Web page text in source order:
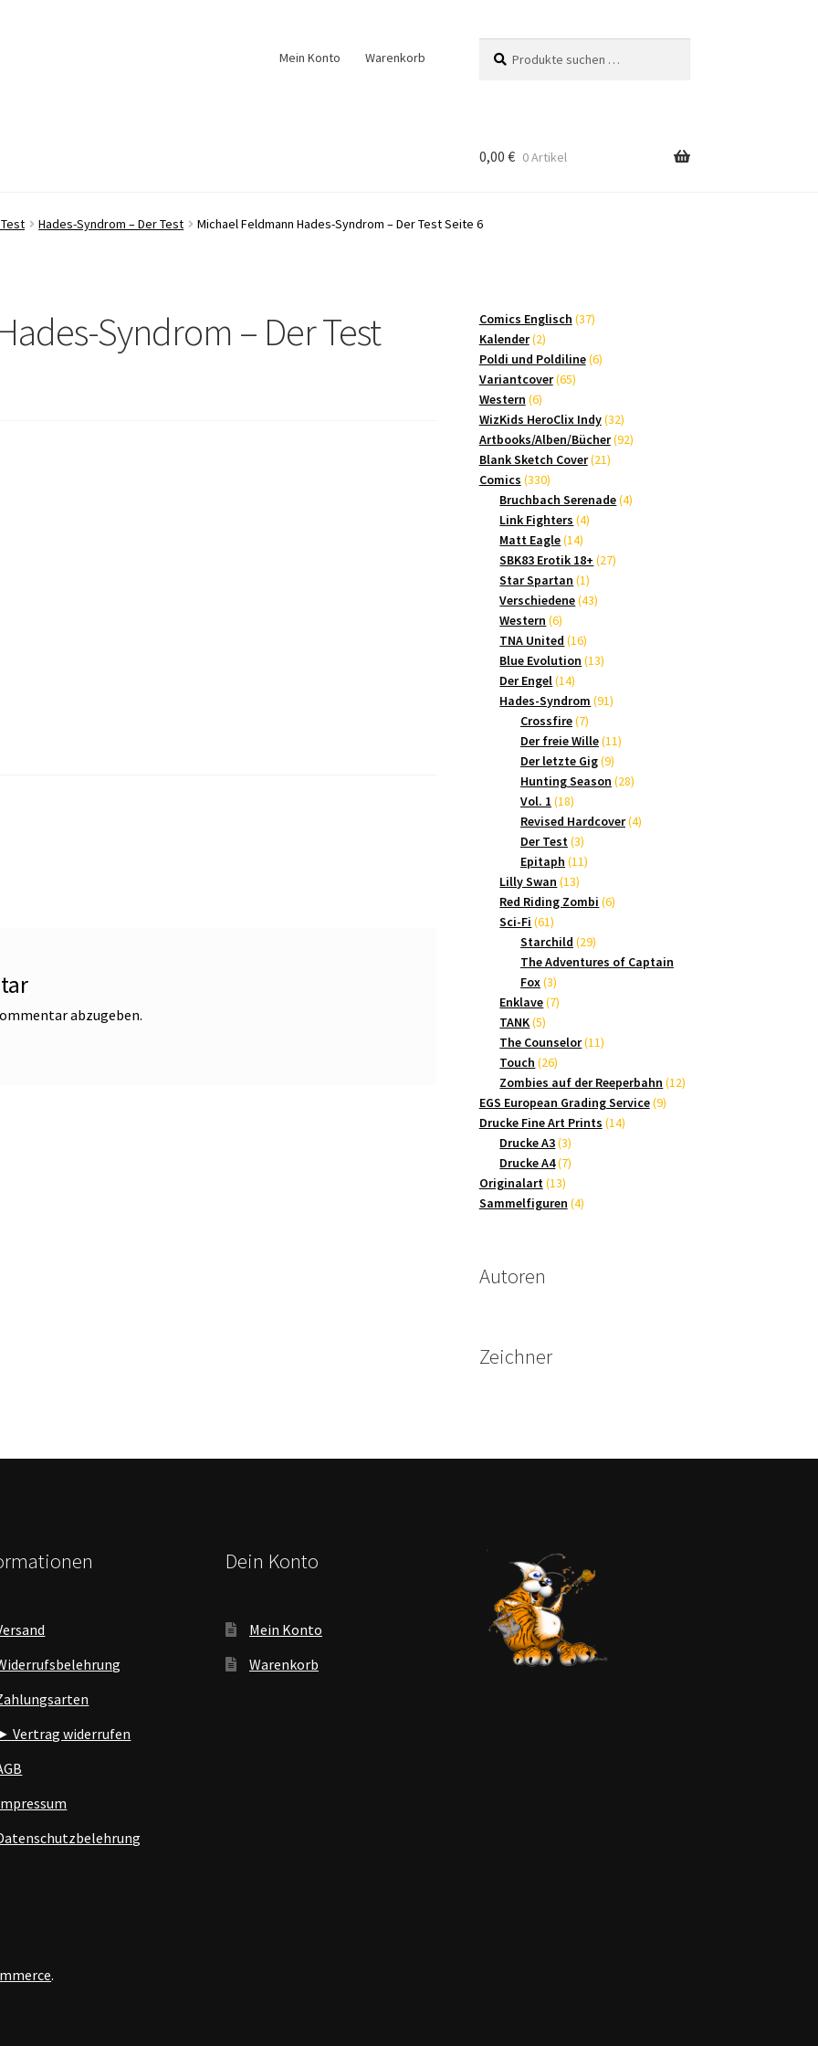
Mein Konto Warenkorb
nach:
0,00 € 0 Artikel
Hades-Syndrom – Der Test Michael Feldmann Hades-Syndrom – Der Test Seite 6
Syndrom – Der Test
abzugeben.
Comics Englisch 3737
Kalender 22
Produkte
Poldi und Poldiline 66
Variantcover 6565
Western 66
Produkte
WizKids HeroClix Indy 3232
Produkte
Artbooks/Alben/Bücher 9292
Blank Sketch Cover 2121
Comics 330330
Produkte
Bruchbach Serenade 44
Link Fighters 44
Matt Eagle 1414
Produkte
SBK83 Erotik 18+ 2727
Star Spartan 11
Produkt
Verschiedene 4343
Western 66
Produkte
TNA United 1616
Produkte
Blue Evolution 1313
Der Engel 1414
Produkte
Hades-Syndrom 9191
Crossfire 77
Produkte
Der freie Wille 1111
Der letzte Gig 99
Produkte
Hunting Season 2828
Vol. 1 1818
Produkte
Revised Hardcover 44
Der Test 33
Produkte
Epitaph 1111
Lilly Swan 1313
Produkte
Red Riding Zombi 66
Sci-Fi 6161
Produkte
Starchild 2929
Produkte
The Adventures of Captain
Fox 33
Produkte
Enklave 77
TANK 55
Produkte
The Counselor 1111
Touch 2626
Produkte
Zombies auf der Reeperbahn 1212
EGS European Grading Service 99
Drucke Fine Art Prints 1414
Drucke A3 33
Produkte
Drucke A4 77
Originalart 1313
Produkte
Sammelfiguren 44
Autoren
Zeichner
Vertrag widerrufen
Dein Konto
Mein Konto
Warenkorb
.